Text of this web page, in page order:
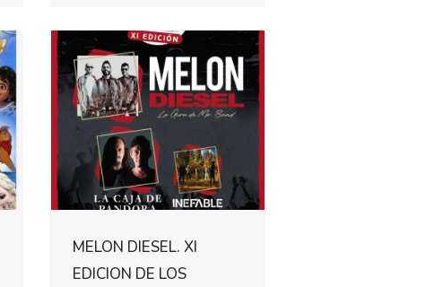
MELON DIESEL. XI
EDICION DE LOS